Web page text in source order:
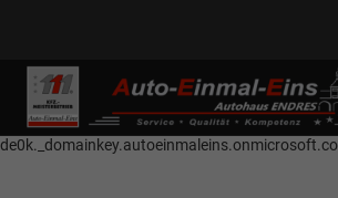
------------ Host Name : selector1._domainkey
selector1-aee-
Name : selector2._domainkey Points to address